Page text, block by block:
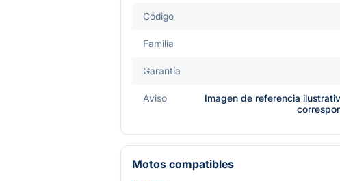
Código
Familia
Garantía
Aviso
Imagen de referencia
Motos compatibles